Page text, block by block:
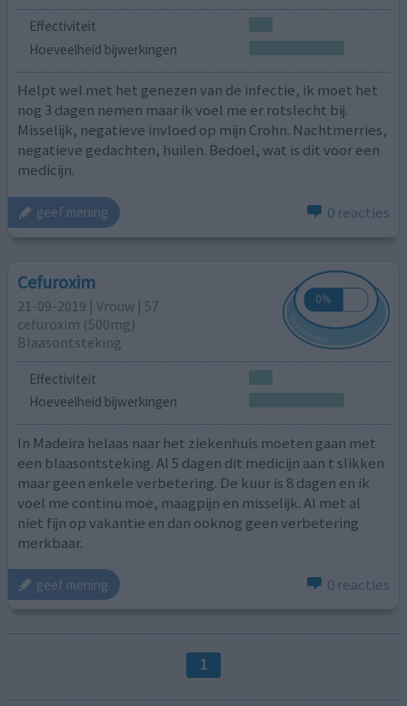
Effectiviteit
Hoeveelheid bijwerkingen
Helpt wel met het genezen van de infectie, ik moet het
nog 3 dagen nemen maar ik voel me er rotslecht bij.
Misselijk, negatieve invloed op mijn Crohn. Nachtmerries,
negatieve gedachten, huilen. Bedoel, wat is dit voor een
medicijn.
geef mening 0 reacties
Cefuroxim
21-09-2019 | Vrouw | 57
cefuroxim (500mg)
Blaasontsteking
Effectiviteit
Hoeveelheid bijwerkingen
In Madeira helaas naar het ziekenhuis moeten gaan met
een blaasontsteking. Al 5 dagen dit medicijn aan t slikken
maar geen enkele verbetering. De kuur is 8 dagen en ik
voel me continu moe, maagpijn en misselijk. Al met al
niet fijn op vakantie en dan ooknog geen verbetering
merkbaar.
geef mening 0 reacties
1